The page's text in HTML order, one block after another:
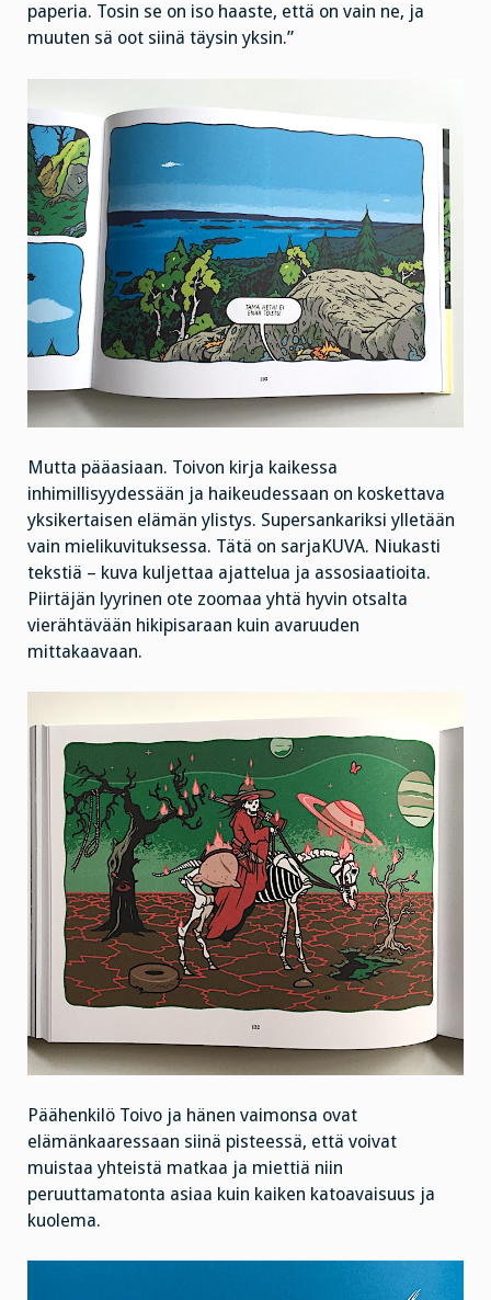
paperia. Tosin se on iso haaste, että on vain ne, ja
muuten sä oot siinä täysin yksin.”
Mutta pääasiaan. Toivon kirja kaikessa
inhimillisyydessään ja haikeudessaan on koskettava
yksikertaisen elämän ylistys. Supersankariksi ylletään
vain mielikuvituksessa. Tätä on sarjaKUVA. Niukasti
tekstiä – kuva kuljettaa ajattelua ja assosiaatioita.
Piirtäjän lyyrinen ote zoomaa yhtä hyvin otsalta
vierähtävään hikipisaraan kuin avaruuden
mittakaavaan.
Päähenkilö Toivo ja hänen vaimonsa ovat
elämänkaaressaan siinä pisteessä, että voivat
muistaa yhteistä matkaa ja miettiä niin
peruuttamatonta asiaa kuin kaiken katoavaisuus ja
kuolema.